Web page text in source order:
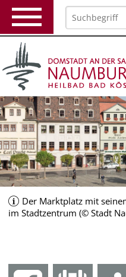
Der Marktplatz mit
im Stadtzentrum (© Stadt